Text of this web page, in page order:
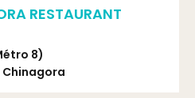
RESTAURANT
8)
Chinagora